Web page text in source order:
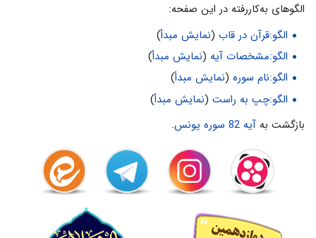
الگوهای به‌کاررفته در این صفحه:
الگو:قرآن در قاب(نمایش مبدأ)
الگو:مشخصات آیه(نمایش مبدأ)
الگو:نام سوره(نمایش مبدأ)
الگو:چپ به راست(نمایش مبدأ)
بازگشت به آیه 82 سوره یونس .